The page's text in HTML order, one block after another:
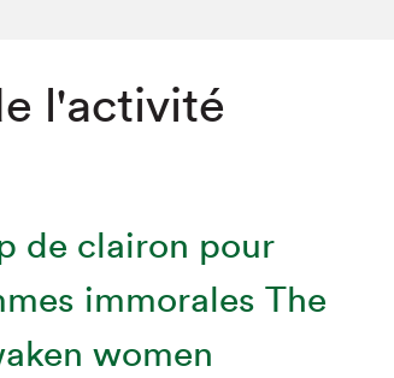
l'activité
de clairon pour
immorales The
women